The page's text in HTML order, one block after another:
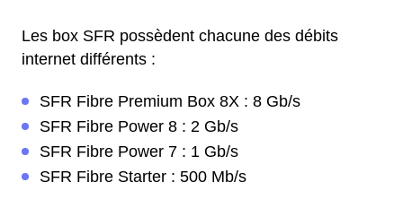
Les box SFR possèdent chacune des débits
internet différents :
SFR Fibre Premium Box 8X : 8 Gb/s
SFR Fibre Power 8 : 2 Gb/s
SFR Fibre Power 7 : 1 Gb/s
SFR Fibre Starter : 500 Mb/s